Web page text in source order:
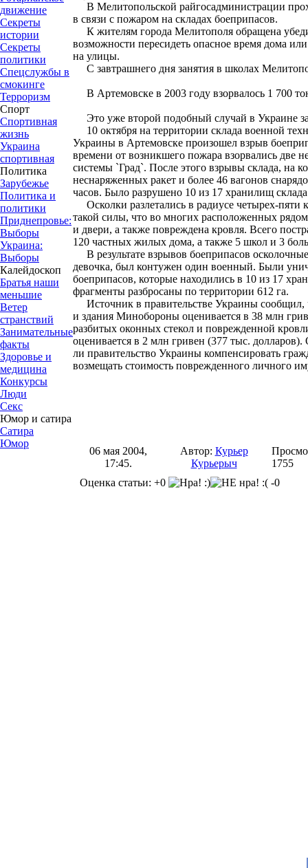
движение
Секреты
истории
Секреты
политики
Спецслужбы в
смокинге
Терроризм
Спорт
Спортивная
жизнь
Украина
спортивная
Политика
Зарубежье
Политика и
политики
Приднепровье:
Выборы
Украина:
Выборы
Калейдоскоп
Братья наши
меньшие
Ветер
странствий
Занимательные
факты
Здоровье и
медицина
Конкурсы
Люди
Секс
Юмор и сатира
Сатира
Юмор
В Мелитопольской райгосадминистрации
в связи с пожаром на складах боеприпасов.
К жителям города Мелитополя обращена
возможности пересидеть опасное время дома
на улицы.
С завтрашнего дня занятия в школах
В Артемовске в 2003 году взорвалось 1 700
Это уже второй подобный случай в Украине
10 октября на территории склада военной
Украины в Артемовске произошел взрыв
времени от возникшего пожара взорвались две
системы `Град`. После этого взрывы склада, на
неснаряженных ракет и более 46 вагонов
часов. Было разрушено 10 из 17 хранилищ
Осколки разлетались в радиусе четырех-пяти
такой силы, что во многих расположенных
и двери, а также повреждена кровля. Всего
120 частных жилых дома, а также 5 школ и 3
В результате взрывов боеприпасов
девочка, был контужен один военный. Были
боеприпасов, которые находились в 10 из 17
фрагменты разбросаны по территории 612 га.
Источник в правительстве Украины сообщил,
и здания Минобороны оценивается в 38 млн
разбитых оконных стекол и поврежденной
оценивается в 2 млн гривен (377 тыс. долларов).
ли правительство Украины компенсировать
возмещать стоимость поврежденного личного
06 мая 2004,
17:45.
Автор: Курьер
Курьерыч
1755
Оценка статьи: +0
-0